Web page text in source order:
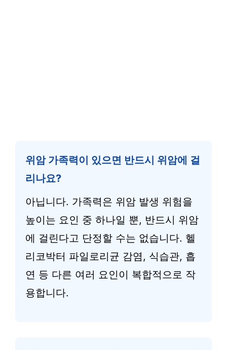
위암 가족력이 있으면 반드시 위암에 걸
리나요?
아닙니다. 가족력은 위암 발생 위험을
높이는 요인 중 하나일 뿐, 반드시 위암
에 걸린다고 단정할 수는 없습니다. 헬
리코박터 파일로리균 감염, 식습관, 흡
연 등 다른 여러 요인이 복합적으로 작
용합니다.